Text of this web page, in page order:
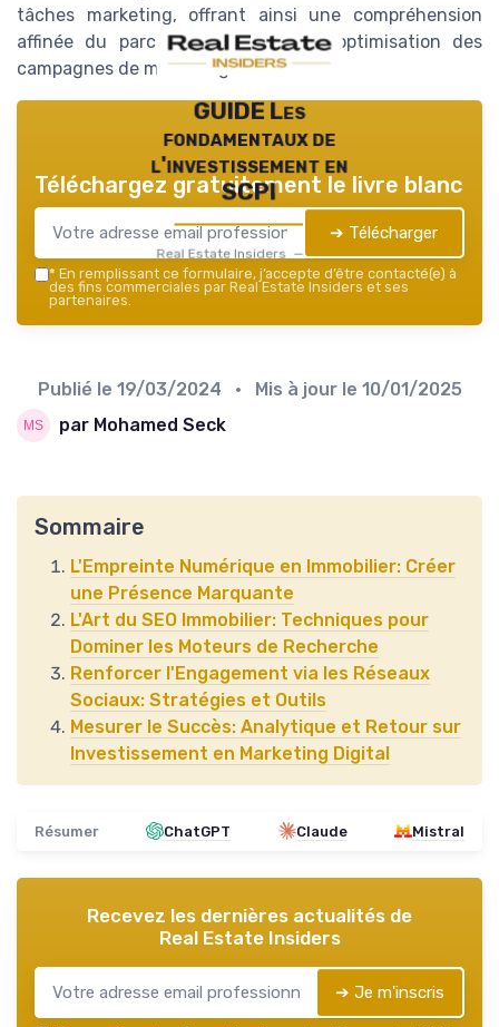
tâches marketing, offrant ainsi une compréhension
affinée du parcours client et une optimisation des
campagnes de marketing direct.
GUIDE Les
fondamentaux de
l'investissement en
SCPI
Real Estate Insiders — 2026
Téléchargez gratuitement le livre blanc
➔ Télécharger
* En remplissant ce formulaire, j’accepte d’être contacté(e) à
des fins commerciales par Real Estate Insiders et ses
partenaires.
Publié le 19/03/2024 • Mis à jour le 10/01/2025
par Mohamed Seck
Sommaire
L'Empreinte Numérique en Immobilier: Créer
une Présence Marquante
L'Art du SEO Immobilier: Techniques pour
Dominer les Moteurs de Recherche
Renforcer l'Engagement via les Réseaux
Sociaux: Stratégies et Outils
Mesurer le Succès: Analytique et Retour sur
Investissement en Marketing Digital
Résumer ChatGPT Claude Mistral
Recevez les dernières actualités de
Real Estate Insiders
➔ Je m'inscris